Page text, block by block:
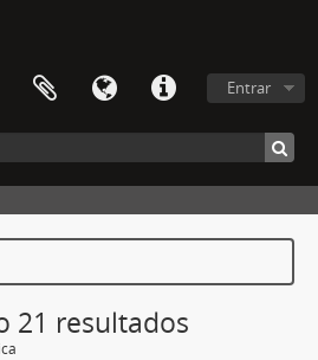
Entrar
21 resultados